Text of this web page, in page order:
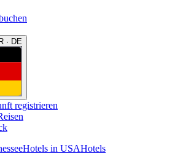
· DE
registrieren
Hotels in USAHotels